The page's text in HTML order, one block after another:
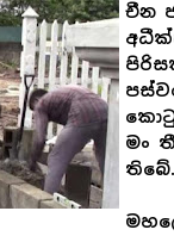
චීන
මං
තිබේ.